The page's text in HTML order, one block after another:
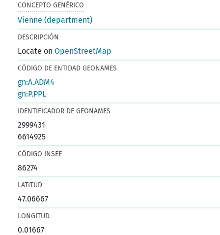
CONCEPTO GENÉRICO
Vienne (department)
DESCRIPCIÓN
Locate onOpenStreetMap
CÓDIGO DE ENTIDAD GEONAMES
gn:A.ADM4
gn:P.PPL
IDENTIFICADOR DE GEONAMES
2999431
6614925
CÓDIGO INSEE
86274
LATITUD
47.06667
LONGITUD
0.01667